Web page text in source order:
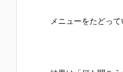
メニューをたどっ